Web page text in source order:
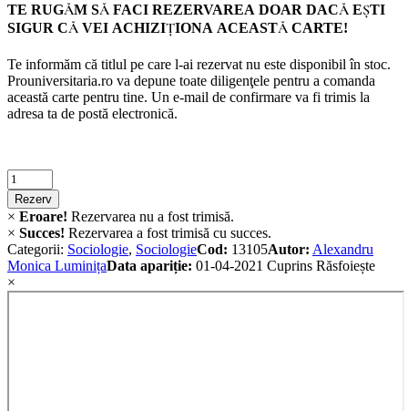
TE RUGĂM SĂ FACI REZERVAREA DOAR DACĂ EŞTI
SIGUR CĂ VEI ACHIZIŢIONA ACEASTĂ CARTE!
Te informăm că titlul pe care l-ai rezervat nu este disponibil în stoc.
Prouniversitaria.ro va depune toate diligenţele pentru a comanda
această carte pentru tine. Un e-mail de confirmare va fi trimis la
adresa ta de postă electronică.
Criminalistica
quantity
Rezerv
× Eroare! Rezervarea nu a fost trimisă.
× Succes! Rezervarea a fost trimisă cu succes.
Categorii: Sociologie, SociologieCod: 13105Autor: Alexandru
Monica LuminițaData apariție: 01-04-2021 Cuprins Răsfoiește
×